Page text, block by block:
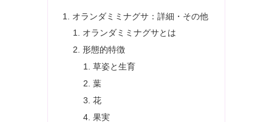
オランダミミナグサ：詳細・その他
オランダミミナグサとは
形態的特徴
草姿と生育
葉
花
果実